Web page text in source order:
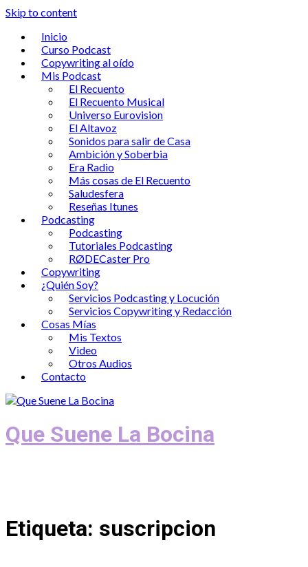
Skip to content
Inicio
Curso Podcast
Copywriting al oído
Mis Podcast
El Recuento
El Recuento Musical
Universo Eurovision
El Altavoz
Sonidos para salir de Casa
Ambición y Soberbia
Era Radio
Más cosas de El Recuento
Saludesfera
Reseñas Itunes
Podcasting
Podcasting
Tutoriales Podcasting
RØDECaster Pro
Copywriting
¿Quién Soy?
Servicios Podcasting y Locución
Servicios Copywriting y Redacción
Cosas Mías
Mis Textos
Video
Otros Audios
Contacto
Que Suene La Bocina
Etiqueta: suscripcion